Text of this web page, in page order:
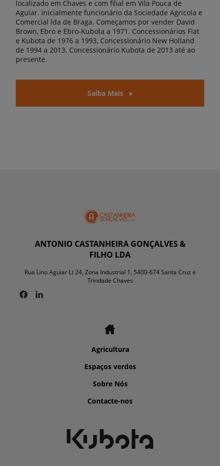
localizado em Chaves e com filial em Vila Pouca de
Aguiar. Inicialmente funcionário da Sociedade Agricola e
Comercial lda de Braga. Começamos por vender David
Brown, Ebro e Ebro-Kubota a 1971. Concessionários Fiat
e Kubota de 1976 a 1993, Concessionário New Holland
de 1994 a 2013. Concessionário Kubota de 2013 até ao
presente.
Saiba Mais
ANTONIO CASTANHEIRA GONÇALVES &
FILHO LDA
Rua Lino Aguiar Lt 24, Zona Industrial 1, 5400-674 Santa Cruz e
Trindade Chaves
Agricultura
Espaços verdes
Sobre Nós
Contacte-nos